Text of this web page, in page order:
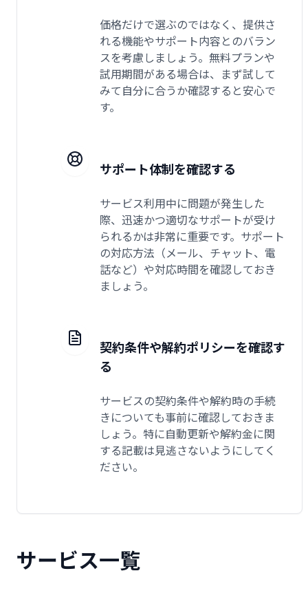
価格だけで選ぶのではなく、提供さ
れる機能やサポート内容とのバラン
スを考慮しましょう。無料プランや
試用期間がある場合は、まず試して
みて自分に合うか確認すると安心で
す。
サポート体制を確認する
サービス利用中に問題が発生した
際、迅速かつ適切なサポートが受け
られるかは非常に重要です。サポート
の対応方法（メール、チャット、電
話など）や対応時間を確認しておき
ましょう。
契約条件や解約ポリシーを確認す
る
サービスの契約条件や解約時の手続
きについても事前に確認しておきま
しょう。特に自動更新や解約金に関
する記載は見逃さないようにしてく
ださい。
サービス一覧